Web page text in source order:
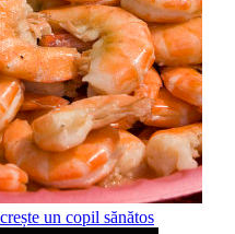
un copil sănătos